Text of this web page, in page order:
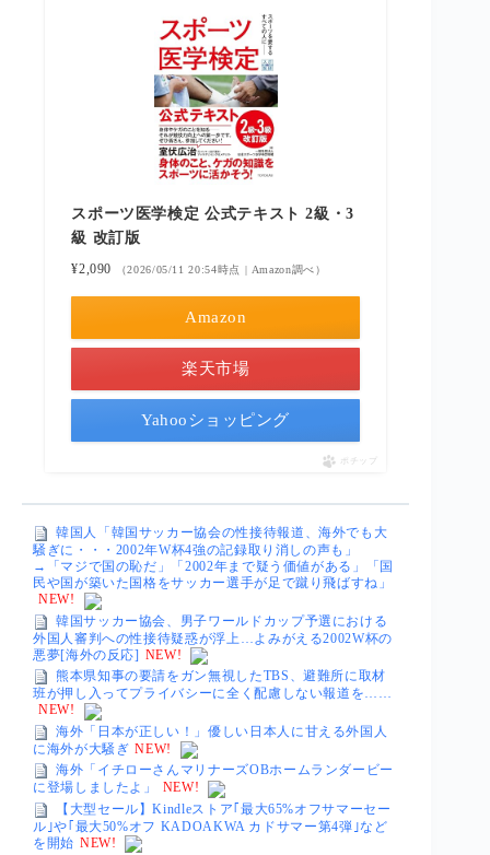
スポーツ医学検定 公式テキスト 2級・3
級 改訂版
¥2,090 （2026/05/11 20:54時点 | Amazon調べ）
Amazon
楽天市場
Yahooショッピング
ポチップ
韓国人「韓国サッカー協会の性接待報道、海外でも大
騒ぎに・・・2002年W杯4強の記録取り消しの声も」
→「マジで国の恥だ」「2002年まで疑う価値がある」「国
民や国が築いた国格をサッカー選手が足で蹴り飛ばすね」
NEW!
韓国サッカー協会、男子ワールドカップ予選における
外国人審判への性接待疑惑が浮上…よみがえる2002W杯の
悪夢[海外の反応] NEW!
熊本県知事の要請をガン無視したTBS、避難所に取材
班が押し入ってプライバシーに全く配慮しない報道を……
NEW!
海外「日本が正しい！」優しい日本人に甘える外国人
に海外が大騒ぎ NEW!
海外「イチローさんマリナーズOBホームランダービー
に登場しましたよ」
NEW!
【大型セール】Kindleストア｢最大65%オフサマーセー
ル｣や｢最大50%オフ KADOAKWA カドサマー第4弾｣など
を開始 NEW!